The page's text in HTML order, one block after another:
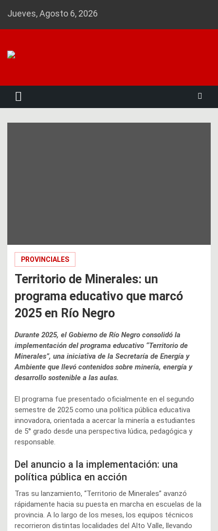
Jueves, Agosto 6, 2026
PROVINCIALES
Territorio de Minerales: un
programa educativo que marcó
2025 en Río Negro
Durante 2025, el Gobierno de Río Negro consolidó la
implementación del programa educativo “Territorio de
Minerales”, una iniciativa de la Secretaría de Energía y
Ambiente que llevó contenidos sobre minería, energía y
desarrollo sostenible a las aulas.
El programa fue presentado oficialmente en el segundo
semestre de 2025 como una política pública educativa
innovadora, orientada a acercar la minería a estudiantes
de 5° grado desde una perspectiva lúdica, pedagógica y
responsable.
Del anuncio a la implementación: una
política pública en acción
Tras su lanzamiento, “Territorio de Minerales” avanzó
rápidamente hacia su puesta en marcha en escuelas de la
provincia. A lo largo de los meses, los equipos técnicos
recorrieron distintas localidades del Alto Valle, llevando